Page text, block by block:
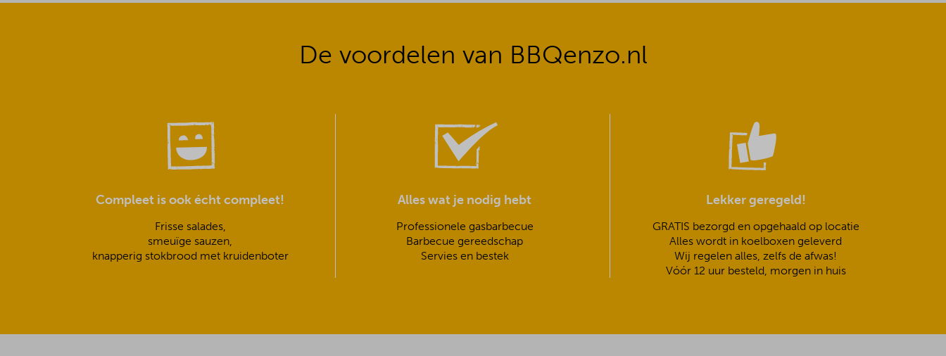
De voordelen van BBQenzo.nl
Compleet is ook écht compleet!
Frisse salades,
smeuïge sauzen,
knapperig stokbrood met kruidenboter
Alles wat je nodig hebt
Professionele gasbarbecue
Barbecue gereedschap
Servies en bestek
Lekker geregeld!
GRATIS bezorgd en opgehaald op locatie
Alles wordt in koelboxen geleverd
Wij regelen alles, zelfs de afwas!
Vóór 12 uur besteld, morgen in huis